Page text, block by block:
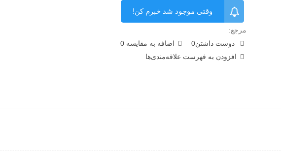
وقتی موجود شد خبرم کن!
مرجع:
دوست داشتن0 اضافه به مقایسه 0
افزودن به فهرست علاقه‌مندی‌ها